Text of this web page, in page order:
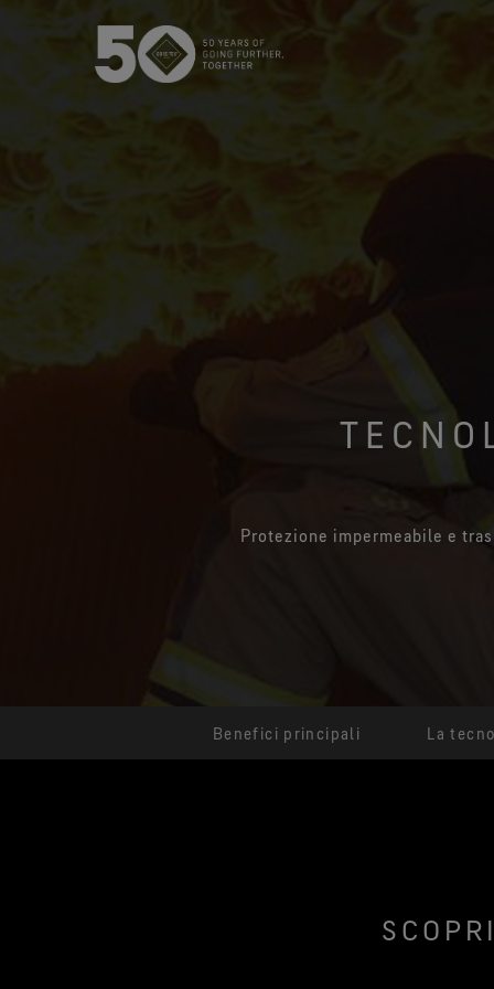
Protezione impermeabile e
Benefici principali La